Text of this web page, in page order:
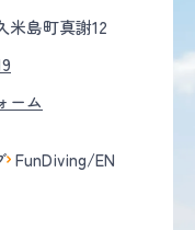
米島町真謝12
ーム
FunDiving/EN